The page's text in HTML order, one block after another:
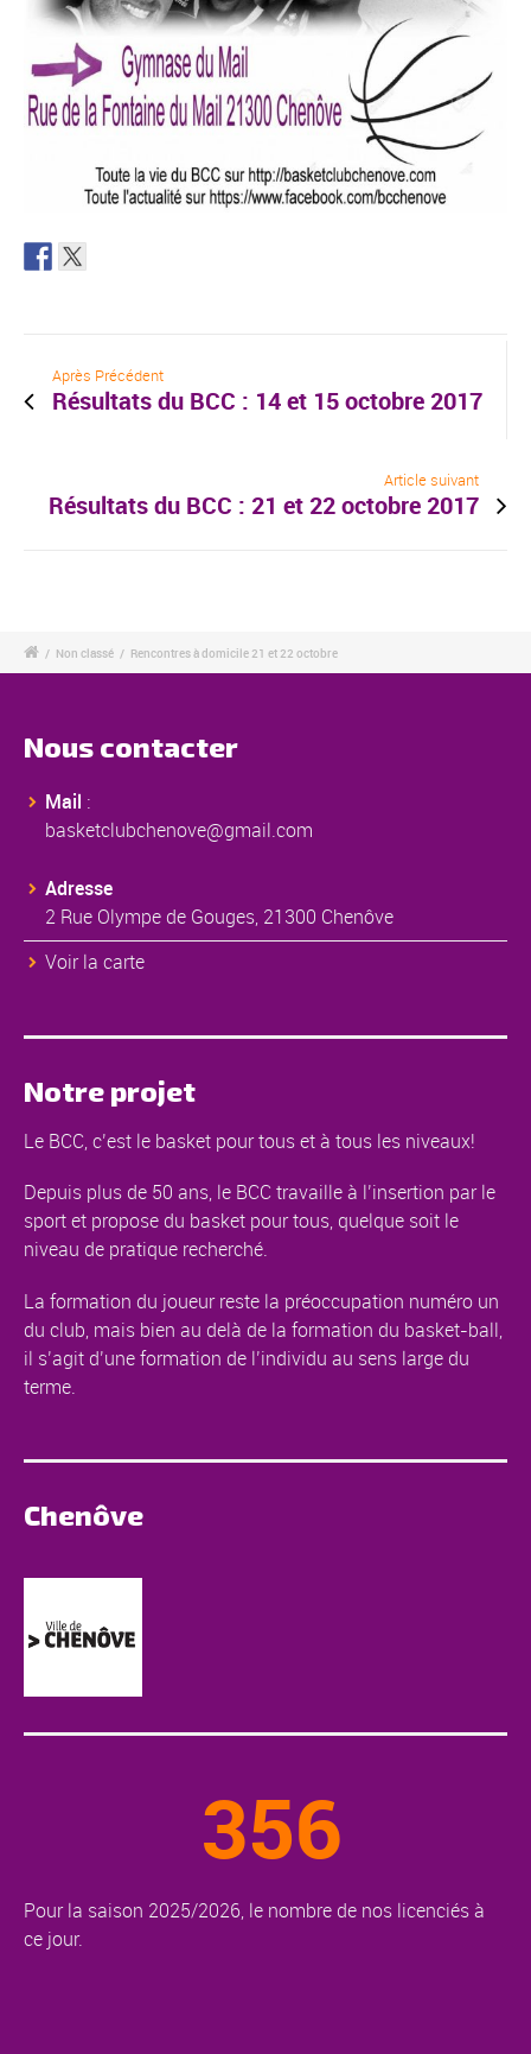
Après Précédent
Résultats du BCC : 14 et 15 octobre 2017
Article suivant
Résultats du BCC : 21 et 22 octobre 2017
/ Non classé / Rencontres à domicile 21 et 22 octobre
Nous contacter
Mail :
basketclubchenove@gmail.com
Adresse
2 Rue Olympe de Gouges, 21300 Chenôve
Voir la carte
Notre projet
Le BCC, c’est le basket pour tous et à tous les niveaux!
Depuis plus de 50 ans, le BCC travaille à l’insertion par le
sport et propose du basket pour tous, quelque soit le
niveau de pratique recherché.
La formation du joueur reste la préoccupation numéro un
du club, mais bien au delà de la formation du basket-ball,
il s’agit d’une formation de l’individu au sens large du
terme.
Chenôve
356
Pour la saison 2025/2026, le nombre de nos licenciés à
ce jour.